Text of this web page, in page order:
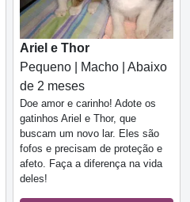
Ariel e Thor
Pequeno | Macho | Abaixo
de 2 meses
Doe amor e carinho! Adote os
gatinhos Ariel e Thor, que
buscam um novo lar. Eles são
fofos e precisam de proteção e
afeto. Faça a diferença na vida
deles!